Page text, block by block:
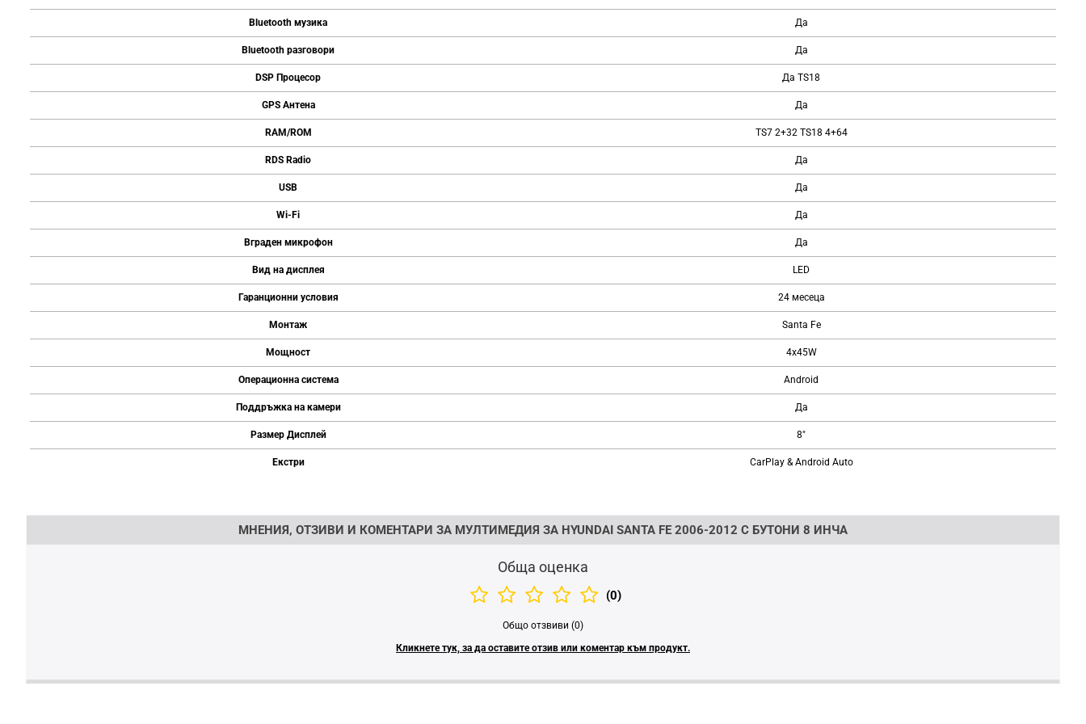
Bluetooth музика Да
Bluetooth разговори Да
DSP Процесор Да TS18
GPS Антена Да
RAM/ROM TS7 2+32 TS18 4+64
RDS Radio Да
USB Да
Wi-Fi Да
Вграден микрофон Да
Вид на дисплея LED
Гаранционни условия 24 месеца
Монтаж Santa Fe
Мощност 4x45W
Операционна система Android
Поддръжка на камери Да
Размер Дисплей 8"
Екстри CarPlay & Android Auto
МНЕНИЯ, ОТЗИВИ И КОМЕНТАРИ ЗА МУЛТИМЕДИЯ ЗА HYUNDAI SANTA FE 2006-2012 С БУТОНИ 8 ИНЧА
Обща оценка
(0)
Общо отзвиви (0)
Кликнете тук, за да оставите отзив или коментар към продукт.